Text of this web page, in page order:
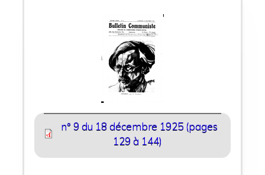
n° 9 du 18 décembre 1925 (pages
129 à 144)